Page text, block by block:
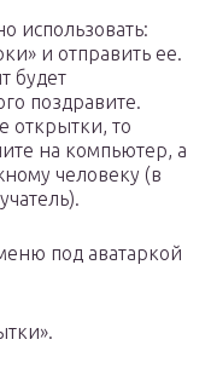
использовать:
и отправить ее.
будет
поздравите.
открытки, то
на компьютер, а
человеку (в
под аватаркой